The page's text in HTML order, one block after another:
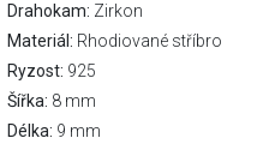
Drahokam: Zirkon
Materiál: Rhodiované stříbro
Ryzost: 925
Šířka: 8 mm
Délka: 9 mm